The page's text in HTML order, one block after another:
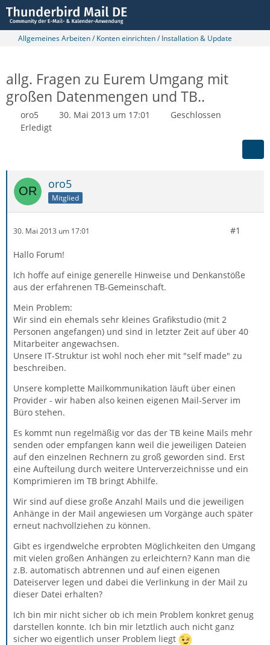
Allgemeines Arbeiten / Konten einrichten / Installation & Update
allg. Fragen zu Eurem Umgang mit
großen Datenmengen und TB..
oro5 30. Mai 2013 um 17:01
Geschlossen
Erledigt
oro5
Mitglied
30. Mai 2013 um 17:01 #1
Hallo Forum!
Ich hoffe auf einige generelle Hinweise und Denkanstöße
aus der erfahrenen TB-Gemeinschaft.
Mein Problem:
Wir sind ein ehemals sehr kleines Grafikstudio (mit 2
Personen angefangen) und sind in letzter Zeit auf über 40
Mitarbeiter angewachsen.
Unsere IT-Struktur ist wohl noch eher mit "self made" zu
beschreiben.
Unsere komplette Mailkommunikation läuft über einen
Provider - wir haben also keinen eigenen Mail-Server im
Büro stehen.
Es kommt nun regelmäßig vor das der TB keine Mails mehr
senden oder empfangen kann weil die jeweiligen Dateien
auf den einzelnen Rechnern zu groß geworden sind. Erst
eine Aufteilung durch weitere Unterverzeichnisse und ein
Komprimieren im TB bringt Abhilfe.
Wir sind auf diese große Anzahl Mails und die jeweiligen
Anhänge in der Mail angewiesen um Vorgänge auch später
erneut nachvollziehen zu können.
Gibt es irgendwelche erprobten Möglichkeiten den Umgang
mit vielen großen Anhängen zu erleichtern? Kann man die
z.B. automatisch abtrennen und auf einen eigenen
Dateiserver legen und dabei die Verlinkung in der Mail zu
dieser Datei erhalten?
Ich bin mir nicht sicher ob ich mein Problem konkret genug
darstellen konnte. Ich bin mir letztlich auch nicht ganz
sicher wo eigentlich unser Problem liegt